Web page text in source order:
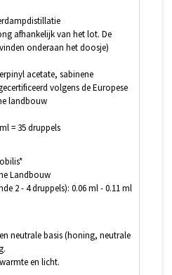
afhankelijk van het lot. De
onderaan het doosje)
acetate, sabinene
volgens de Europese
landbouw
= 35 druppels
Landbouw
2 - 4 druppels): 0.06 ml - 0.11 ml
neutrale basis (honing, neutrale
en licht.